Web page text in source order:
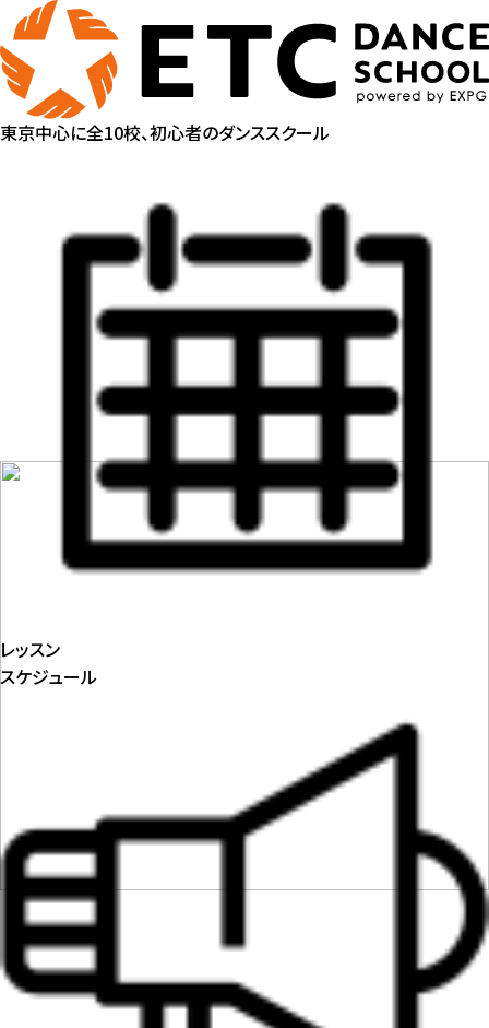
東京中心に全10校、初心者のダンススクール
レッスン
スケジュール